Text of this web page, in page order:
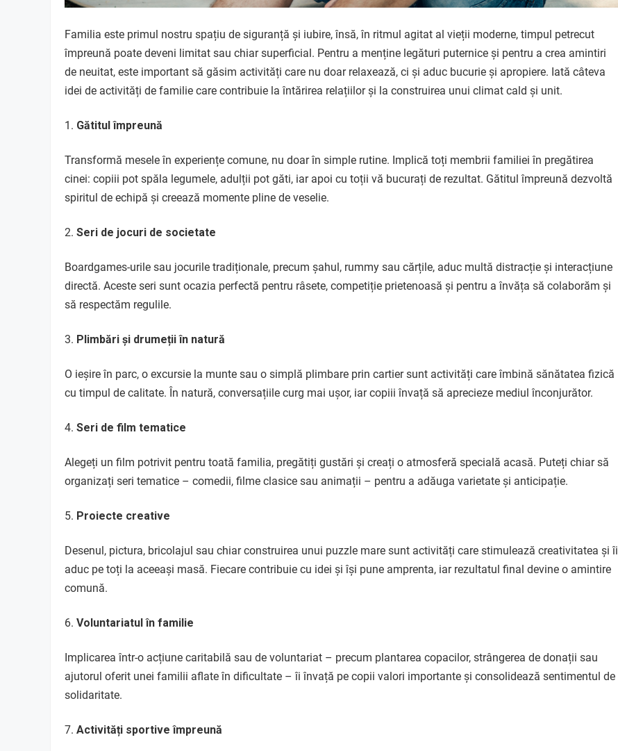
Familia este primul nostru spațiu de siguranță și iubire, însă, în ritmul agitat al vieții moderne, timpul petrecut
împreună poate deveni limitat sau chiar superficial. Pentru a menține legături puternice și pentru a crea amintiri
de neuitat, este important să găsim activități care nu doar relaxează, ci și aduc bucurie și apropiere. Iată câteva
idei de activități de familie care contribuie la întărirea relațiilor și la construirea unui climat cald și unit.
Gătitul împreună
Transformă mesele în experiențe comune, nu doar în simple rutine. Implică toți membrii familiei în pregătirea
cinei: copiii pot spăla legumele, adulții pot găti, iar apoi cu toții vă bucurați de rezultat. Gătitul împreună dezvoltă
spiritul de echipă și creează momente pline de veselie.
Seri de jocuri de societate
Boardgames-urile sau jocurile tradiționale, precum șahul, rummy sau cărțile, aduc multă distracție și interacțiune
directă. Aceste seri sunt ocazia perfectă pentru râsete, competiție prietenoasă și pentru a învăța să colaborăm și
să respectăm regulile.
Plimbări și drumeții în natură
O ieșire în parc, o excursie la munte sau o simplă plimbare prin cartier sunt activități care îmbină sănătatea fizică
cu timpul de calitate. În natură, conversațiile curg mai ușor, iar copiii învață să aprecieze mediul înconjurător.
Seri de film tematice
Alegeți un film potrivit pentru toată familia, pregătiți gustări și creați o atmosferă specială acasă. Puteți chiar să
organizați seri tematice – comedii, filme clasice sau animații – pentru a adăuga varietate și anticipație.
Proiecte creative
Desenul, pictura, bricolajul sau chiar construirea unui puzzle mare sunt activități care stimulează creativitatea și îi
aduc pe toți la aceeași masă. Fiecare contribuie cu idei și își pune amprenta, iar rezultatul final devine o amintire
comună.
Voluntariatul în familie
Implicarea într-o acțiune caritabilă sau de voluntariat – precum plantarea copacilor, strângerea de donații sau
ajutorul oferit unei familii aflate în dificultate – îi învață pe copii valori importante și consolidează sentimentul de
solidaritate.
Activități sportive împreună